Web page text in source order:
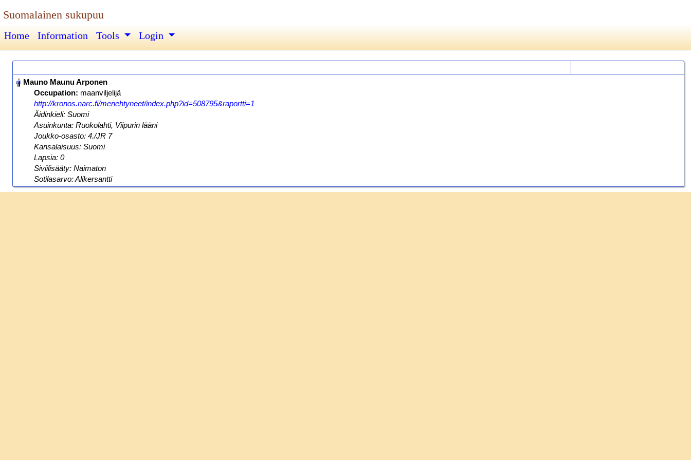
Suomalainen sukupuu
Home Information Tools Login
‎Mauno Maunu Arponen‏‎
Occupation: maanviljelijä
http://kronos.narc.fi/menehtyneet/index.php?id=508795&raportti=1
Äidinkieli: Suomi
Asuinkunta: Ruokolahti, Viipurin lääni
Joukko-osasto: 4./JR 7
Kansalaisuus: Suomi
Lapsia: 0
Siviilisääty: Naimaton
Sotilasarvo: Alikersantti